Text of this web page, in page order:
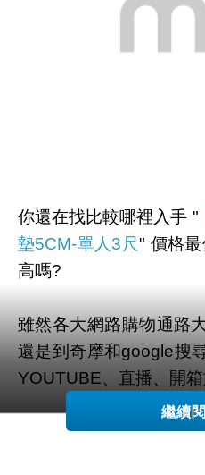
你還在找比較哪裡入手 "
墊5CM-單人3尺" 價格
高嗎?
雖然各大網路購物通路
還是到奇摩和google搜
YOUTUBE、直播、開箱
幫您整理出來在momo
繼續